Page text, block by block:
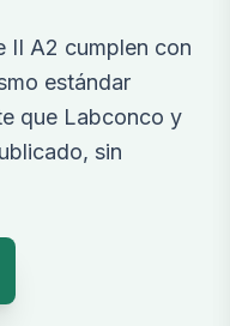
II A2 cumplen con
estándar
que Labconco y
sin